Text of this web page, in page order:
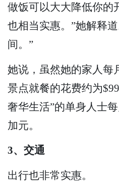
做饭可以大大降低你的
也相当实惠。”她解释
间。”
她说，虽然她的家人每
景点就餐的花费约为
奢华生活”的单身人士
加元。
3、交通
出行也非常实惠。